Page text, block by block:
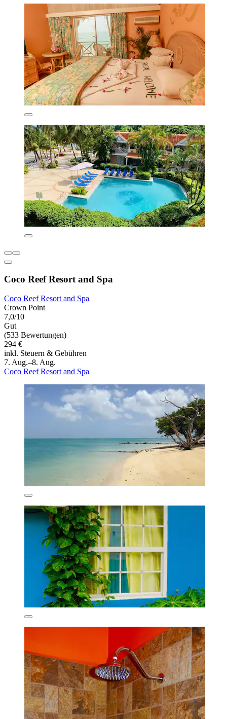
Coco Reef Resort and Spa
Coco Reef Resort and Spa
Crown Point
7,0/10
Gut
(533 Bewertungen)
294 €
inkl. Steuern & Gebühren
7. Aug.–8. Aug.
Coco Reef Resort and Spa